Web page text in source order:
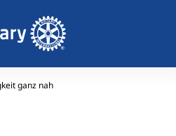
ganz nah